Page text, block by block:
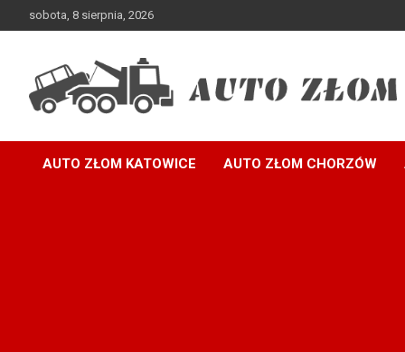
sobota, 8 sierpnia, 2026
Auto Złom
AUTO ZŁOM KATOWICE AUTO ZŁOM CHORZÓW